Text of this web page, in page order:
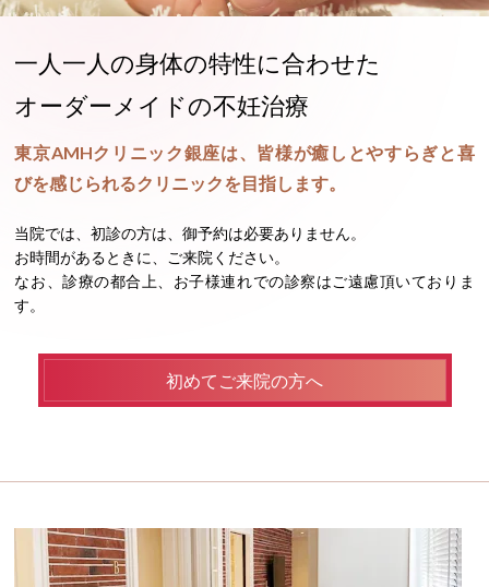
一人一人の身体の特性に合わせた
オーダーメイドの不妊治療
東京AMHクリニック銀座は、 皆様が癒しとやすらぎと喜
びを感じられるクリニックを目指します。
当院では、初診の方は、御予約は必要ありません。
お時間があるときに、ご来院ください。
なお、診療の都合上、お子様連れでの診察はご遠慮頂いておりま
す。
初めてご来院の方へ